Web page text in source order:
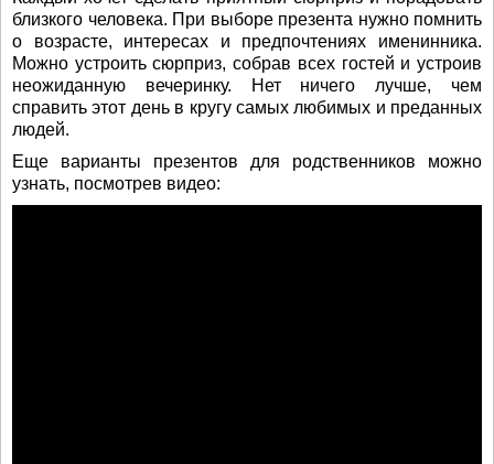
близкого человека. При выборе презента нужно помнить
о возрасте, интересах и предпочтениях именинника.
Можно устроить сюрприз, собрав всех гостей и устроив
неожиданную вечеринку. Нет ничего лучше, чем
справить этот день в кругу самых любимых и преданных
людей.
Еще варианты презентов для родственников можно
узнать, посмотрев видео: